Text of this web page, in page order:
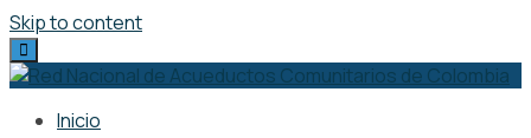
Skip to content
Inicio